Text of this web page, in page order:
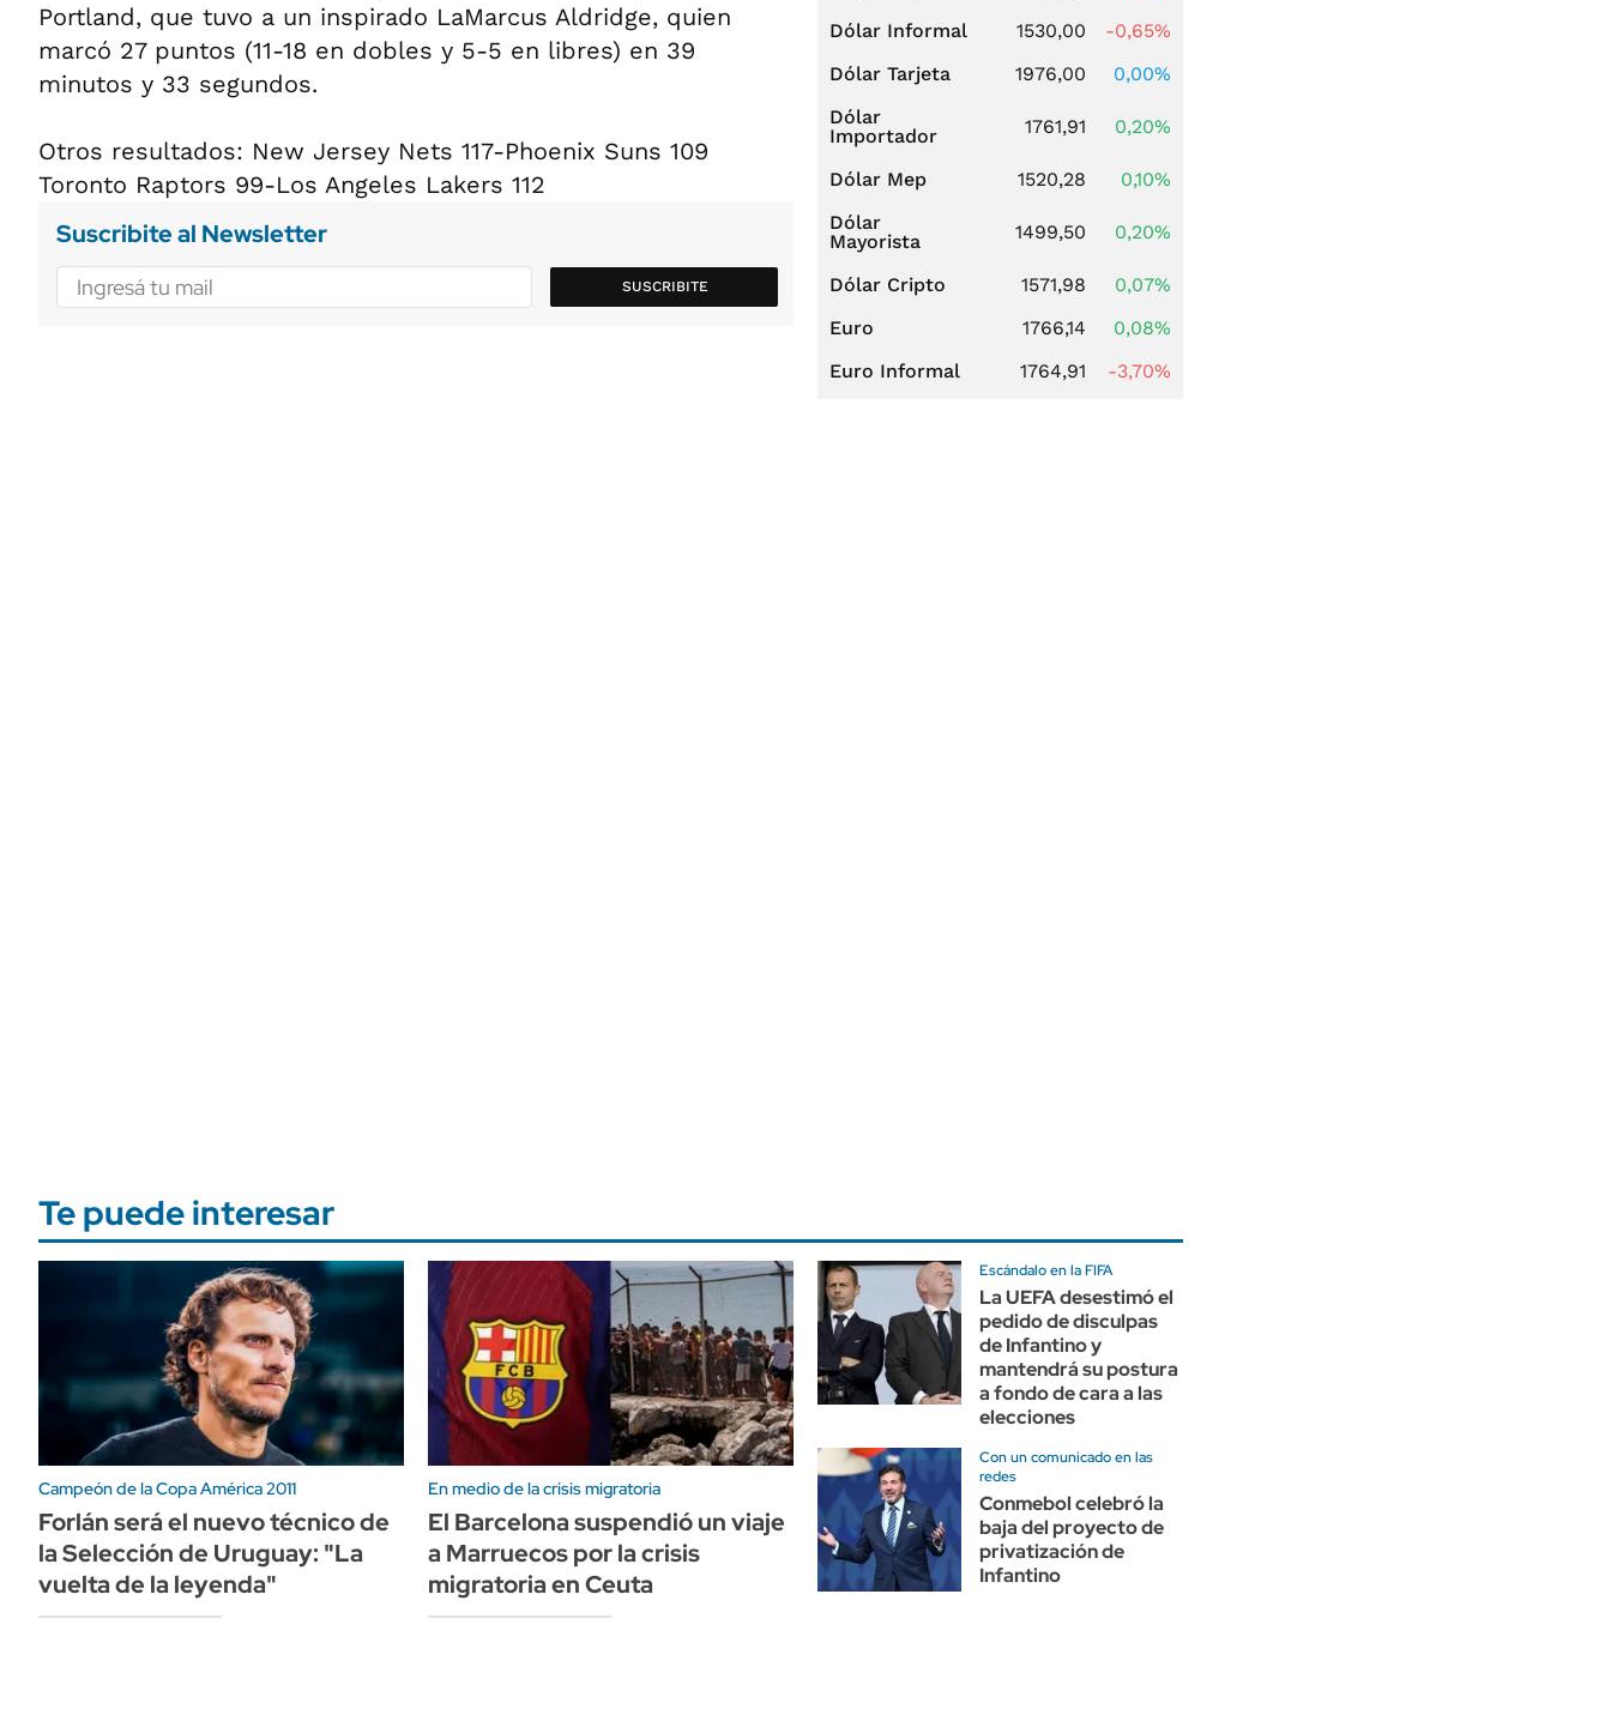
Portland, que tuvo a un inspirado LaMarcus Aldridge, quien
marcó 27 puntos (11-18 en dobles y 5-5 en libres) en 39
minutos y 33 segundos.
Otros resultados: New Jersey Nets 117-Phoenix Suns 109
Toronto Raptors 99-Los Angeles Lakers 112
Suscribite al Newsletter
SUSCRIBITE
Dólar Informal
1530,00
-0,65%
Dólar Tarjeta
1976,00
0,00%
Dólar
Importador
1761,91 0,20%
Dólar Mep 1520,28
0,10%
Dólar
Mayorista
1499,50 0,20%
Dólar Cripto 1571,98
0,07%
Euro
1766,14
0,08%
Euro Informal
1764,91 -3,70%
Te puede interesar
Campeón de la Copa América 2011
Forlán será el nuevo técnico de
la Selección de Uruguay: "La
vuelta de la leyenda"
En medio de la crisis migratoria
El Barcelona suspendió un viaje
a Marruecos por la crisis
migratoria en Ceuta
Escándalo en la FIFA
La UEFA desestimó el
pedido de disculpas
de Infantino y
mantendrá su postura
a fondo de cara a las
elecciones
Con un comunicado en las
redes
Conmebol celebró la
baja del proyecto de
privatización de
Infantino